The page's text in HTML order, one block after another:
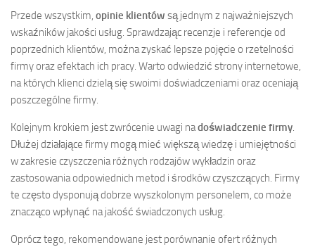
Przede wszystkim, opinie klientów są jednym z najważniejszych
wskaźników jakości usług. Sprawdzając recenzje i referencje od
poprzednich klientów, można zyskać lepsze pojęcie o rzetelności
firmy oraz efektach ich pracy. Warto odwiedzić strony internetowe,
na których klienci dzielą się swoimi doświadczeniami oraz oceniają
poszczególne firmy.
Kolejnym krokiem jest zwrócenie uwagi nadoświadczenie firmy.
Dłużej działające firmy mogą mieć większą wiedzę i umiejętności
w zakresie czyszczenia różnych rodzajów wykładzin oraz
zastosowania odpowiednich metod i środków czyszczących. Firmy
te często dysponują dobrze wyszkolonym personelem, co może
znacząco wpłynąć na jakość świadczonych usług.
Oprócz tego, rekomendowane jest porównanie ofert różnych